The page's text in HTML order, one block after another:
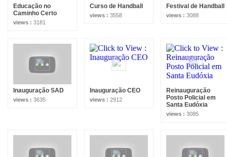
Educação no
Caminho Certo
views : 3181
Curso de Handball
views : 3558
Festival de Handball
views : 3088
Inauguração SAD
views : 3635
Inauguração CEO
views : 2912
Reinauguração
Posto Policial em
Santa Eudóxia
views : 3085